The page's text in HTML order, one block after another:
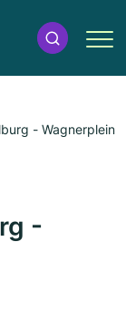
- Wagnerplein
-